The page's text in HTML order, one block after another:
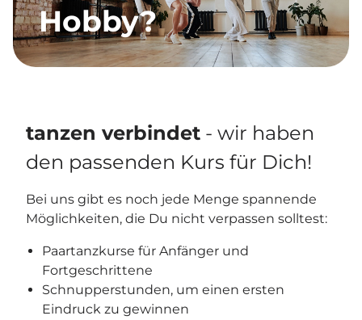
Hobby?
tanzen verbindet - wir haben
den passenden Kurs für Dich!
Bei uns gibt es noch jede Menge spannende
Möglichkeiten, die Du nicht verpassen solltest:
Paartanzkurse für Anfänger und
Fortgeschrittene
Schnupperstunden, um einen ersten
Eindruck zu gewinnen